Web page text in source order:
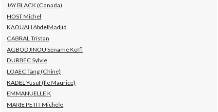
JAY BLACK (Canada)
HOST Michel
KAOUAH AbdelMadjid
CABRAL Tristan
AGBODJINOU Sénamé Koffi
DURBEC Sylvie
LOAEC Tang (Chine)
KADEL Yusuf (Île Maurice)
EMMANUELLE K
MARIE PETIT Michèle